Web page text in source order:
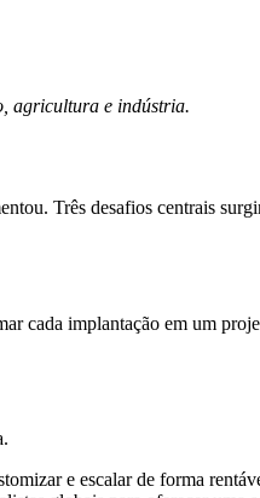
agricultura e indústria.
Três desafios centrais
cada implantação em um
e escalar de forma